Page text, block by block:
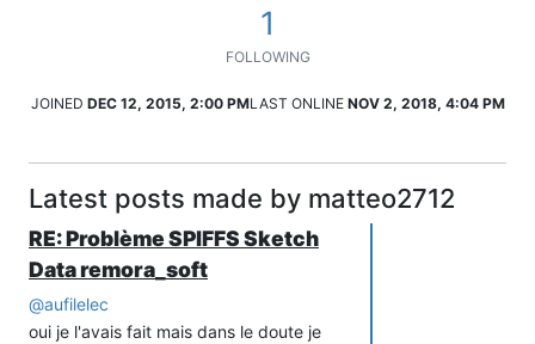
1
FOLLOWING
JOINED DEC 12, 2015, 2:00 PMLAST ONLINE NOV 2, 2018, 4:04 PM
Latest posts made by matteo2712
RE: Problème SPIFFS Sketch
Data remora_soft
@aufilelec
oui je l'avais fait mais dans le doute je